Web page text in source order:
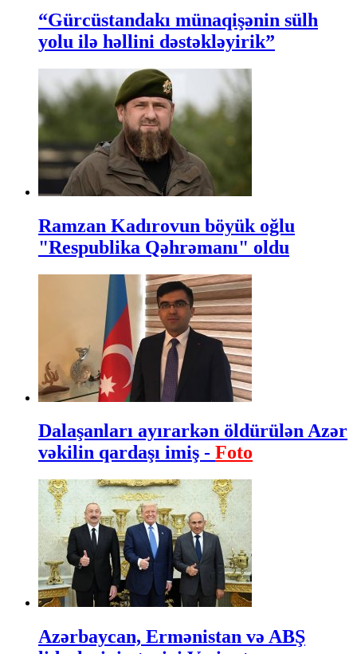
“Gürcüstandakı münaqişənin sülh
yolu ilə həllini dəstəkləyirik”
Ramzan Kadırovun böyük oğlu
"Respublika Qəhrəmanı" oldu
Dalaşanları ayırarkən öldürülən Azər
vəkilin qardaşı imiş - Foto
Azərbaycan, Ermənistan və ABŞ